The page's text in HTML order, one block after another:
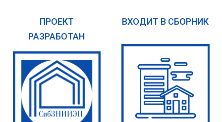
ПРОЕКТ
РАЗРАБОТАН
ВХОДИТ В СБОРНИК